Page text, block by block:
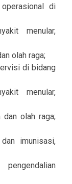
di
menular,
olah raga;
di bidang
menular,
dan olah raga;
imunisasi,